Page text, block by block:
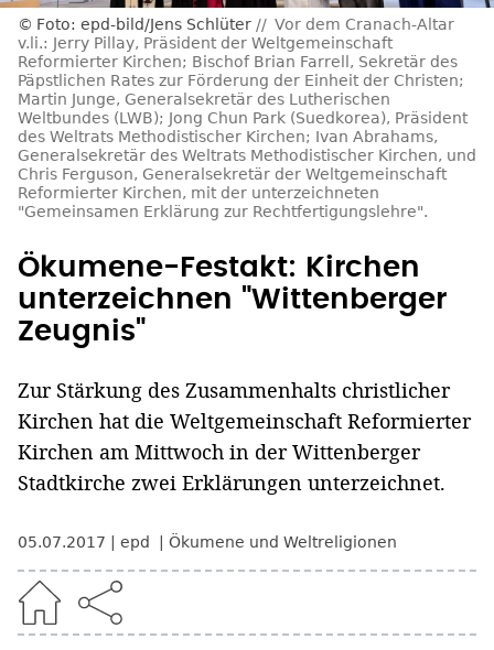
Foto: epd-bild/Jens Schlüter
Vor dem Cranach-Altar
v.li.: Jerry Pillay, Präsident der Weltgemeinschaft
Reformierter Kirchen; Bischof Brian Farrell, Sekretär des
Päpstlichen Rates zur Förderung der Einheit der Christen;
Martin Junge, Generalsekretär des Lutherischen
Weltbundes (LWB); Jong Chun Park (Suedkorea), Präsident
des Weltrats Methodistischer Kirchen; Ivan Abrahams,
Generalsekretär des Weltrats Methodistischer Kirchen, und
Chris Ferguson, Generalsekretär der Weltgemeinschaft
Reformierter Kirchen, mit der unterzeichneten
"Gemeinsamen Erklärung zur Rechtfertigungslehre".
Ökumene-Festakt: Kirchen
unterzeichnen "Wittenberger
Zeugnis"
Zur Stärkung des Zusammenhalts christlicher
Kirchen hat die Weltgemeinschaft Reformierter
Kirchen am Mittwoch in der Wittenberger
Stadtkirche zwei Erklärungen unterzeichnet.
05.07.2017 epd Ökumene und Weltreligionen